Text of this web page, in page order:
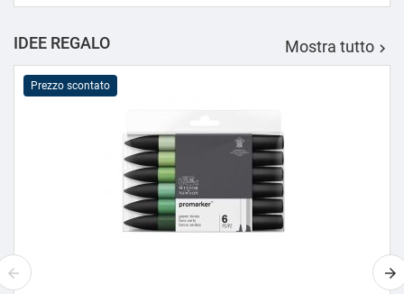
IDEE REGALO Mostra tutto 
Prezzo scontato